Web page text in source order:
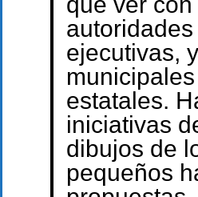
autoridades
ejecutivas,
estatales.
iniciativas
dibujos de
pequeños